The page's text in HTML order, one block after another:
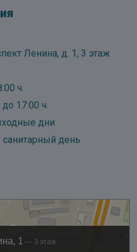
Ленина, д. 1, 3 этаж
ч.
17:00 ч.
дни
санитарный день